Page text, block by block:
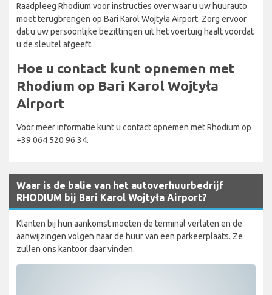
Raadpleeg Rhodium voor instructies over waar u uw huurauto
moet terugbrengen op Bari Karol Wojtyła Airport. Zorg ervoor
dat u uw persoonlijke bezittingen uit het voertuig haalt voordat
u de sleutel afgeeft.
Hoe u contact kunt opnemen met
Rhodium op Bari Karol Wojtyła
Airport
Voor meer informatie kunt u contact opnemen met Rhodium op
+39 064 520 96 34.
Waar is de balie van het autoverhuurbedrijf
RHODIUM bij Bari Karol Wojtyła Airport?
Klanten bij hun aankomst moeten de terminal verlaten en de
aanwijzingen volgen naar de huur van een parkeerplaats. Ze
zullen ons kantoor daar vinden.